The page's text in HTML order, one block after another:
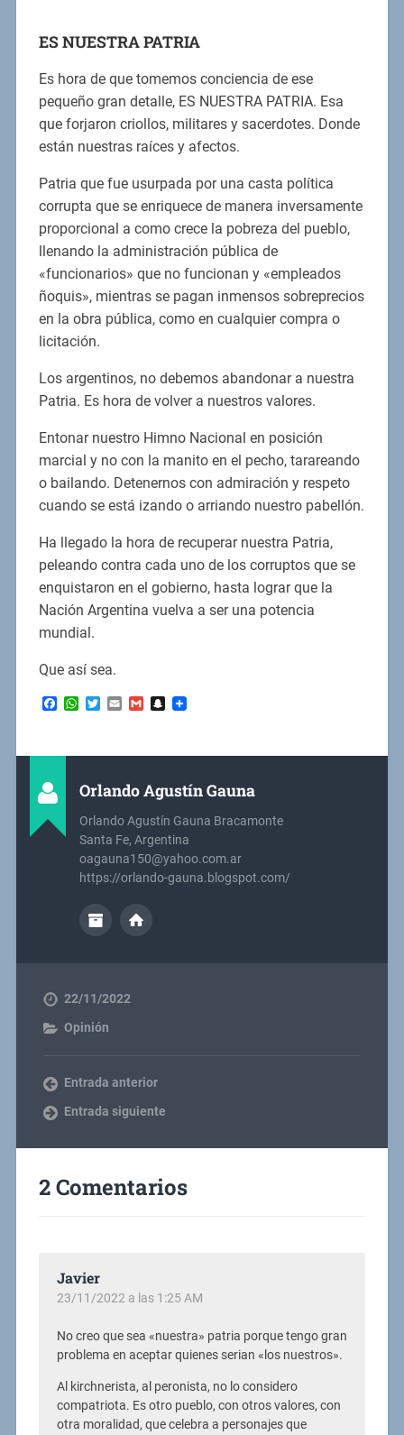
ES NUESTRA PATRIA
Es hora de que tomemos conciencia de ese
pequeño gran detalle, ES NUESTRA PATRIA. Esa
que forjaron criollos, militares y sacerdotes. Donde
están nuestras raíces y afectos.
Patria que fue usurpada por una casta política
corrupta que se enriquece de manera inversamente
proporcional a como crece la pobreza del pueblo,
llenando la administración pública de
«funcionarios» que no funcionan y «empleados
ñoquis», mientras se pagan inmensos sobreprecios
en la obra pública, como en cualquier compra o
licitación.
Los argentinos, no debemos abandonar a nuestra
Patria. Es hora de volver a nuestros valores.
Entonar nuestro Himno Nacional en posición
marcial y no con la manito en el pecho, tarareando
o bailando. Detenernos con admiración y respeto
cuando se está izando o arriando nuestro pabellón.
Ha llegado la hora de recuperar nuestra Patria,
peleando contra cada uno de los corruptos que se
enquistaron en el gobierno, hasta lograr que la
Nación Argentina vuelva a ser una potencia
mundial.
Que así sea.
Facebook
WhatsApp
Twitter
EmailGmailSnapchat
Orlando Agustín Gauna
Orlando Agustín Gauna Bracamonte
Santa Fe, Argentina
oagauna150@yahoo.com.ar
https://orlando-gauna.blogspot.com/
22/11/2022
Opinión
Entrada anterior
Entrada siguiente
2 Comentarios
Javier
23/11/2022 a las 1:25 AM
No creo que sea «nuestra» patria porque tengo gran
problema en aceptar quienes serian «los nuestros».
Al kirchnerista, al peronista, no lo considero
compatriota. Es otro pueblo, con otros valores, con
otra moralidad, que celebra a personajes que